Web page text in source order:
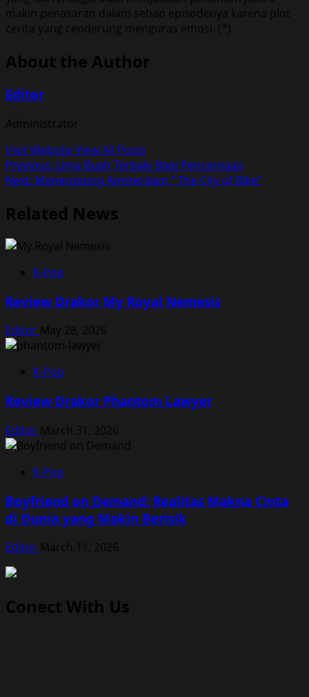
makin penasaran dalam setiap episodenya karena plot
cerita yang cenderung menguras emosi. (*)
About the Author
Editor
Administrator
Visit WebsiteView All Posts
Post
navigation
Previous: Lima Buah Terbaik Bagi Pencernaan
Next: Meneropong Amsterdam ” The City of Bike”
Related News
K-Pop
Review Drakor My Royal Nemesis
Editor May 28, 2026
K-Pop
Review Drakor Phantom Lawyer
Editor March 31, 2026
K-Pop
Boyfriend on Demand: Realitas Makna Cinta
di Dunia yang Makin Berisik
Editor March 11, 2026
Conect With Us